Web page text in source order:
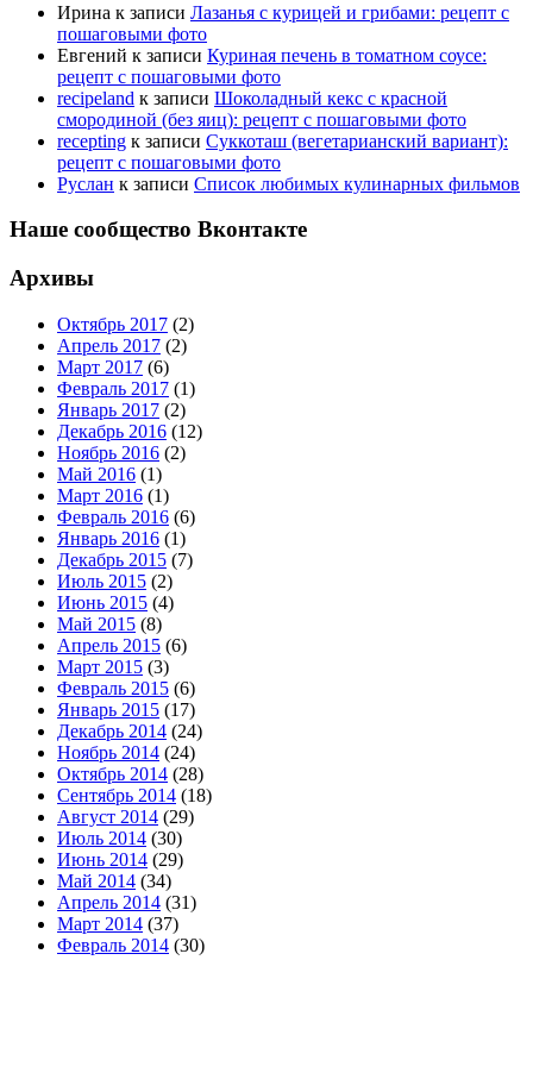
Ирина к записи Лазанья с курицей и грибами: рецепт с
пошаговыми фото
Евгений к записи Куриная печень в томатном соусе:
рецепт с пошаговыми фото
recipeland к записи Шоколадный кекс с красной
смородиной (без яиц): рецепт с пошаговыми фото
recepting к записи Суккоташ (вегетарианский вариант):
рецепт с пошаговыми фото
Руслан к записи Список любимых кулинарных фильмов
Наше сообщество Вконтакте
Архивы
Октябрь 2017 (2)
Апрель 2017 (2)
Март 2017 (6)
Февраль 2017 (1)
Январь 2017 (2)
Декабрь 2016 (12)
Ноябрь 2016 (2)
Май 2016 (1)
Март 2016 (1)
Февраль 2016 (6)
Январь 2016 (1)
Декабрь 2015 (7)
Июль 2015 (2)
Июнь 2015 (4)
Май 2015 (8)
Апрель 2015 (6)
Март 2015 (3)
Февраль 2015 (6)
Январь 2015 (17)
Декабрь 2014 (24)
Ноябрь 2014 (24)
Октябрь 2014 (28)
Сентябрь 2014 (18)
Август 2014 (29)
Июль 2014 (30)
Июнь 2014 (29)
Май 2014 (34)
Апрель 2014 (31)
Март 2014 (37)
Февраль 2014 (30)